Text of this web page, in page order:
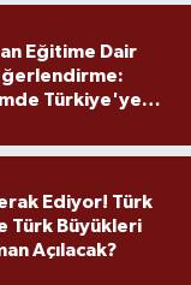
Eğitime Dair
Türkiye'ye
Ediyor! Türk
Türk Büyükleri
Açılacak?